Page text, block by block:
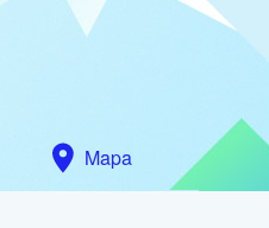
Mapa